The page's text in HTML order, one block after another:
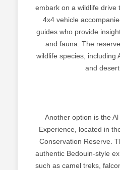
embark on a wildlife drive
4x4 vehicle
guides who provide
and fauna. The
wildlife species, including
and desert
Another option is the
Experience, located in
Conservation Reserve.
authentic Bedouin-style
such as camel treks,